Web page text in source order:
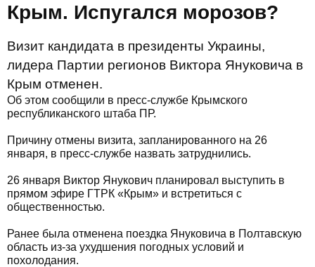
Крым. Испугался морозов?
Визит кандидата в президенты Украины,
лидера Партии регионов Виктора Януковича в
Крым отменен.
Об этом сообщили в пресс-службе Крымского
республиканского штаба ПР.
Причину отмены визита, запланированного на 26
января, в пресс-службе назвать затруднились.
26 января Виктор Янукович планировал выступить в
прямом эфире ГТРК «Крым» и встретиться с
общественностью.
Ранее была отменена поездка Януковича в Полтавскую
область из-за ухудшения погодных условий и
похолодания.